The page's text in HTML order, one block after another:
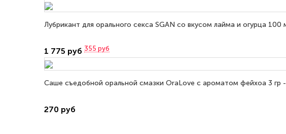
Лубрикант для орального секса SGAN со вкусом лайма и огурца 100
1 775 руб 355 руб
Саше съедобной оральной смазки OraLove с ароматом фейхоа 3 гр
270 руб